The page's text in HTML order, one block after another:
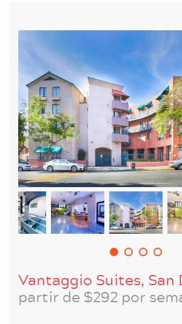
Vantaggio Suites, San
partir de $292 por